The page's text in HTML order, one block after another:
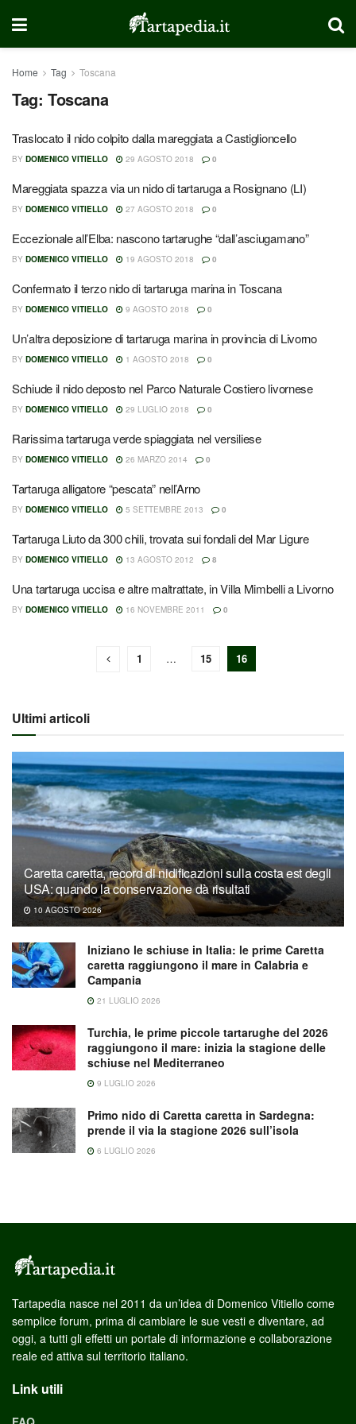
Home Tag Toscana
Tag: Toscana
Traslocato il nido colpito dalla mareggiata a Castiglioncello
BY DOMENICO VITIELLO 29 AGOSTO 2018 0
Mareggiata spazza via un nido di tartaruga a Rosignano (LI)
BY DOMENICO VITIELLO 27 AGOSTO 2018 0
Eccezionale all’Elba: nascono tartarughe “dall’asciugamano”
BY DOMENICO VITIELLO 19 AGOSTO 2018 0
Confermato il terzo nido di tartaruga marina in Toscana
BY DOMENICO VITIELLO 9 AGOSTO 2018 0
Un’altra deposizione di tartaruga marina in provincia di Livorno
BY DOMENICO VITIELLO 1 AGOSTO 2018 0
Schiude il nido deposto nel Parco Naturale Costiero livornese
BY DOMENICO VITIELLO 29 LUGLIO 2018 0
Rarissima tartaruga verde spiaggiata nel versiliese
BY DOMENICO VITIELLO 26 MARZO 2014 0
Tartaruga alligatore “pescata” nell’Arno
BY DOMENICO VITIELLO 5 SETTEMBRE 2013 0
Tartaruga Liuto da 300 chili, trovata sui fondali del Mar Ligure
BY DOMENICO VITIELLO 13 AGOSTO 2012 8
Una tartaruga uccisa e altre maltrattate, in Villa Mimbelli a Livorno
BY DOMENICO VITIELLO 16 NOVEMBRE 2011 0
1 … 15 16
Ultimi articoli
Caretta caretta, record di nidificazioni sulla costa est degli
USA: quando la conservazione dà risultati
10 AGOSTO 2026
Iniziano le schiuse in Italia: le prime Caretta
caretta raggiungono il mare in Calabria e
Campania
21 LUGLIO 2026
Turchia, le prime piccole tartarughe del 2026
raggiungono il mare: inizia la stagione delle
schiuse nel Mediterraneo
9 LUGLIO 2026
Primo nido di Caretta caretta in Sardegna:
prende il via la stagione 2026 sull’isola
6 LUGLIO 2026
Tartapedia nasce nel 2011 da un’idea di Domenico Vitiello come
semplice forum, prima di cambiare le sue vesti e diventare, ad
oggi, a tutti gli effetti un portale di informazione e collaborazione
reale ed attiva sul territorio italiano.
Link utili